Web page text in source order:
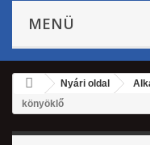
MENÜ
Nyári oldal
könyöklő